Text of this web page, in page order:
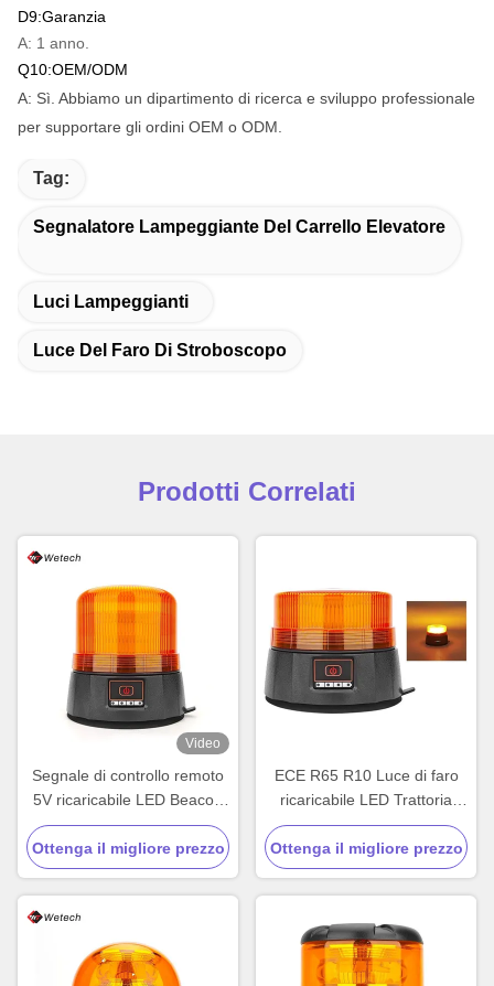
D9:Garanzia
A: 1 anno.
Q10:OEM/ODM
A: Sì. Abbiamo un dipartimento di ricerca e sviluppo professionale
per supportare gli ordini OEM o ODM.
Tag:
Segnalatore Lampeggiante Del Carrello Elevatore
Luci Lampeggianti
Luce Del Faro Di Stroboscopo
Prodotti Correlati
Video
Segnale di controllo remoto
5V ricaricabile LED Beacon
personalizzato
Ottenga il migliore prezzo
ECE R65 R10 Luce di faro
ricaricabile LED Trattoria
Luci lampeggianti da ambra
Ottenga il migliore prezzo